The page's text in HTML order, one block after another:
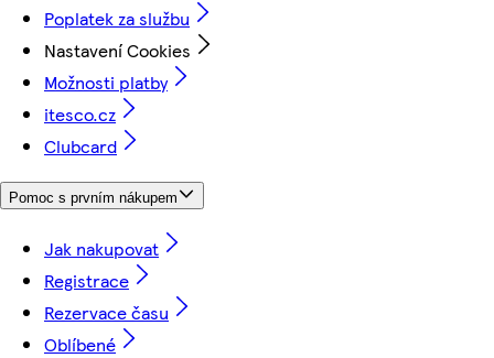
Poplatek za službu
Nastavení Cookies
Možnosti platby
itesco.cz
Clubcard
Pomoc s prvním nákupem
Jak nakupovat
Registrace
Rezervace času
Oblíbené